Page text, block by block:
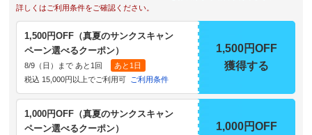
詳しくはご利用条件をご確認ください。
1,500円OFF（真夏のサンクスキャン
ペーン選べるクーポン）
8/9（日）まで あと1回
あと1日
税込 15,000円以上でご利用可 ご利用条件
1,500円OFF
獲得する
1,000円OFF（真夏のサンクスキャン
ペーン選べるクーポン）
1,000円OFF